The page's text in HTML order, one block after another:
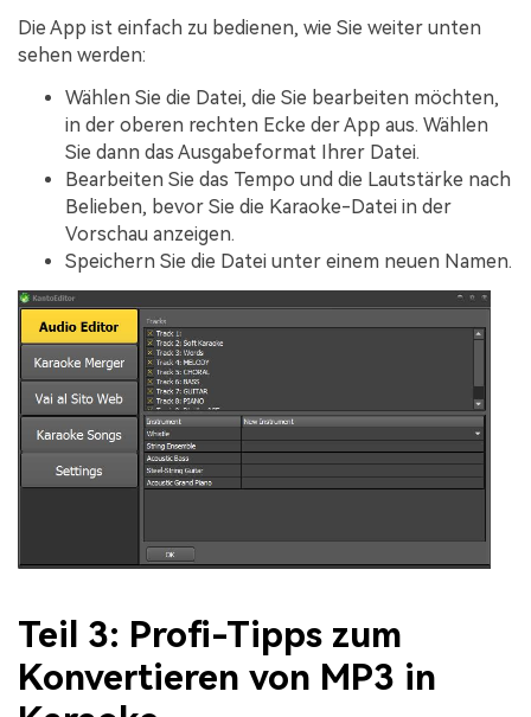
Die App ist einfach zu bedienen, wie Sie weiter unten
sehen werden:
Wählen Sie die Datei, die Sie bearbeiten möchten,
in der oberen rechten Ecke der App aus. Wählen
Sie dann das Ausgabeformat Ihrer Datei.
Bearbeiten Sie das Tempo und die Lautstärke nach
Belieben, bevor Sie die Karaoke-Datei in der
Vorschau anzeigen.
Speichern Sie die Datei unter einem neuen Namen.
Teil 3: Profi-Tipps zum
Konvertieren von MP3 in